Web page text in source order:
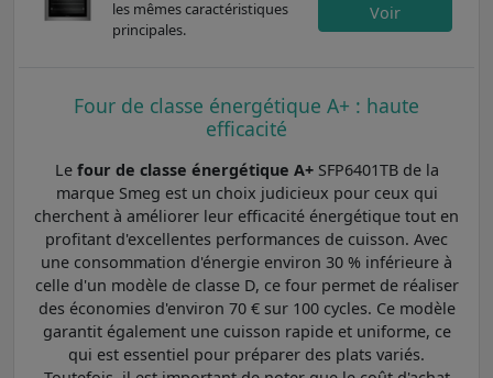
les mêmes caractéristiques
principales.
Voir
Four de classe énergétique A+ : haute
efficacité
Le four de classe énergétique A+SFP6401TB de la
marque Smeg est un choix judicieux pour ceux qui
cherchent à améliorer leur efficacité énergétique tout en
profitant d'excellentes performances de cuisson. Avec
une consommation d'énergie environ 30 % inférieure à
celle d'un modèle de classe D, ce four permet de réaliser
des économies d'environ 70 € sur 100 cycles. Ce modèle
garantit également une cuisson rapide et uniforme, ce
qui est essentiel pour préparer des plats variés.